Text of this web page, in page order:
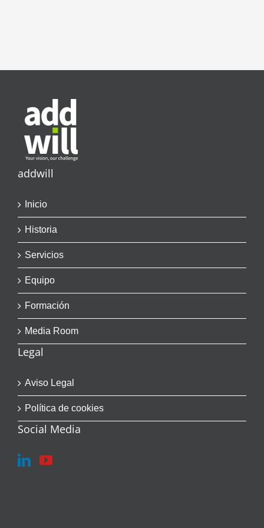
addwill
Inicio
Historia
Servicios
Equipo
Formación
Media Room
Legal
Aviso Legal
Política de cookies
Social Media